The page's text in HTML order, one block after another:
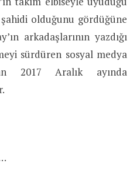
şahidi olduğunu gördüğüne
arkadaşlarının yazdığı
sürdüren sosyal medya
2017 Aralık ayında